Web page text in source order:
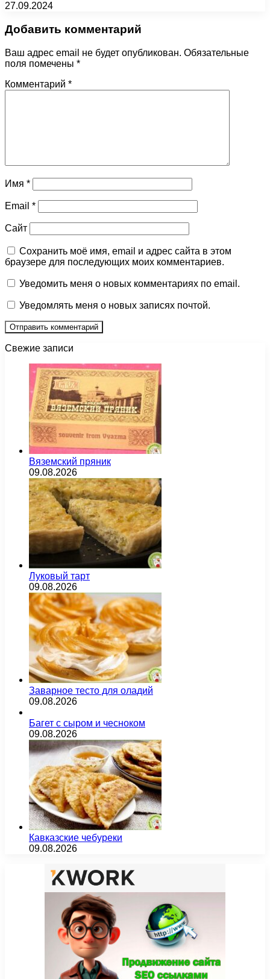
27.09.2024
Добавить комментарий
Ваш адрес email не будет опубликован. Обязательные
поля помечены *
Комментарий *
Имя *
Email *
Сайт
Сохранить моё имя, email и адрес сайта в этом
браузере для последующих моих комментариев.
Уведомить меня о новых комментариях по email.
Уведомлять меня о новых записях почтой.
Свежие записи
Вяземский пряник
09.08.2026
Луковый тарт
09.08.2026
Заварное тесто для оладий
09.08.2026
Багет с сыром и чесноком
09.08.2026
Кавказские чебуреки
09.08.2026